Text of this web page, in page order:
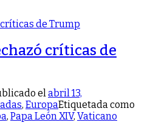
críticas de
elabril 13,
, EuropaEtiquetada como
, Papa León XIV, Vaticano